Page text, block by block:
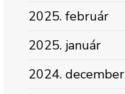
2025. február
2025. január
2024. december